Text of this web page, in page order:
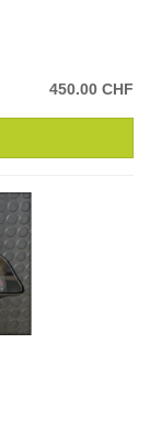
450.00 CHF